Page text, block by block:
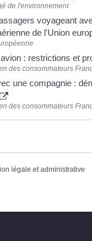
de l'environnement
voyageant
de l'Union
: restrictions et
des consommateurs
une compagnie :
des consommateurs
légale et administrative